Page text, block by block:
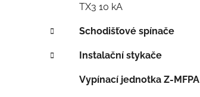
TX3 10 kA
Schodišťové spínače
Instalační stykače
Vypínací jednotka Z-MFPA